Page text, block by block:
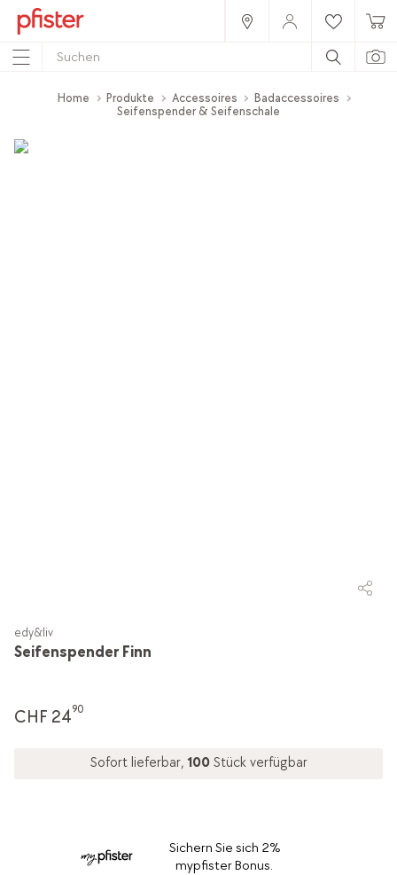
Home Produkte Accessoires
Badaccessoires
Seifenspender & Seifenschale
Seifenspender Finn
edy&liv
CHF 2490
Sofort lieferbar,100 Stück verfügbar
Sichern Sie sich 2%
mypfister Bonus.